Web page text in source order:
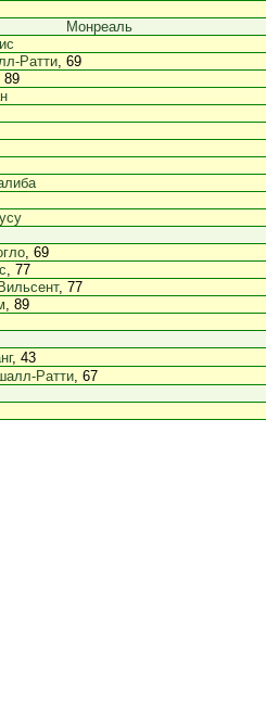
Монреаль
Ратти, 69
89
, 69
, 77
, 77
, 89
, 43
Ратти, 67